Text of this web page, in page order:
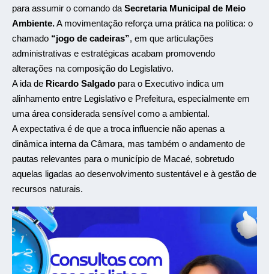
para assumir o comando da Secretaria Municipal de Meio
Ambiente.A movimentação reforça uma prática na política: o
chamado “jogo de cadeiras”, em que articulações
administrativas e estratégicas acabam promovendo
alterações na composição do Legislativo.
A ida de Ricardo Salgado para o Executivo indica um
alinhamento entre Legislativo e Prefeitura, especialmente em
uma área considerada sensível como a ambiental.
A expectativa é de que a troca influencie não apenas a
dinâmica interna da Câmara, mas também o andamento de
pautas relevantes para o município de Macaé, sobretudo
aquelas ligadas ao desenvolvimento sustentável e à gestão de
recursos naturais.